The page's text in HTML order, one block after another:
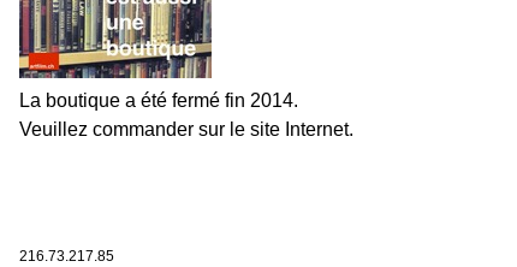
La boutique a été fermé fin 2014.
Veuillez commander sur le site Internet.
216.73.217.85